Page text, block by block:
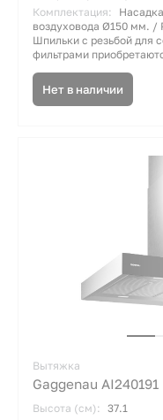
Комплектация:
воздуховода Ø150 мм. /
Шпильки с резьбой для
фильтрами
Нет в наличии
Вытяжка
Gaggenau AI240191
Высота (см): 37.1